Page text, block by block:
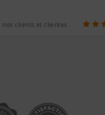
nos clients et clientes